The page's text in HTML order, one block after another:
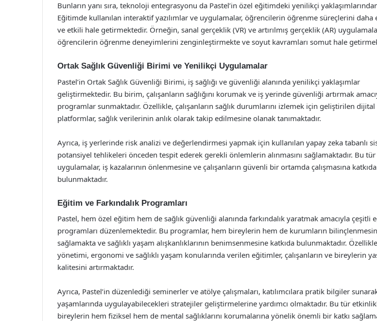
Bunların yanı sıra, teknoloji entegrasyonu da Pastel’in özel eğitimdeki yenilikçi
Eğitimde kullanılan interaktif yazılımlar ve uygulamalar, öğrencilerin öğrenme süreçlerini daha
ve etkili hale getirmektedir. Örneğin, sanal gerçeklik (VR) ve artırılmış gerçeklik (AR)
öğrencilerin öğrenme deneyimlerini zenginleştirmekte ve soyut kavramları somut hale
Ortak Sağlık Güvenliği Birimi ve Yenilikçi Uygulamalar
Pastel’in Ortak Sağlık Güvenliği Birimi, iş sağlığı ve güvenliği alanında yenilikçi yaklaşımlar
geliştirmektedir. Bu birim, çalışanların sağlığını korumak ve iş yerinde güvenliği artırmak
programlar sunmaktadır. Özellikle, çalışanların sağlık durumlarını izlemek için geliştirilen dijital
platformlar, sağlık verilerinin anlık olarak takip edilmesine olanak tanımaktadır.
Ayrıca, iş yerlerinde risk analizi ve değerlendirmesi yapmak için kullanılan yapay zeka tabanlı
potansiyel tehlikeleri önceden tespit ederek gerekli önlemlerin alınmasını sağlamaktadır. Bu
uygulamalar, iş kazalarının önlenmesine ve çalışanların güvenli bir ortamda çalışmasına katkıda
bulunmaktadır.
Eğitim ve Farkındalık Programları
Pastel, hem özel eğitim hem de sağlık güvenliği alanında farkındalık yaratmak amacıyla çeşitli
programları düzenlemektedir. Bu programlar, hem bireylerin hem de kurumların
sağlamakta ve sağlıklı yaşam alışkanlıklarının benimsenmesine katkıda bulunmaktadır.
yönetimi, ergonomi ve sağlıklı yaşam konularında verilen eğitimler, çalışanların ve bireylerin
kalitesini artırmaktadır.
Ayrıca, Pastel’in düzenlediği seminerler ve atölye çalışmaları, katılımcılara pratik bilgiler
yaşamlarında uygulayabilecekleri stratejiler geliştirmelerine yardımcı olmaktadır. Bu tür
bireylerin hem fiziksel hem de mental sağlıklarını korumalarına yönelik önemli bir katkı